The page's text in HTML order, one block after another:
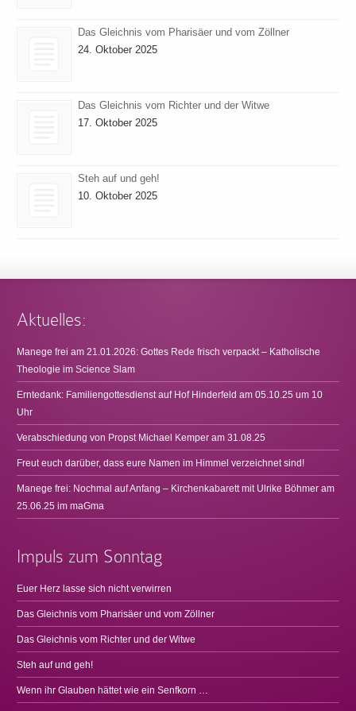
Das Gleichnis vom Pharisäer und vom Zöllner
24. Oktober 2025
Das Gleichnis vom Richter und der Witwe
17. Oktober 2025
Steh auf und geh!
10. Oktober 2025
Aktuelles:
Manege frei am 21.01.2026: Gottes Rede frisch verpackt – Katholische
Theologie im Science Slam
Erntedank: Familiengottesdienst auf Hof Hinderfeld am 05.10.25 um 10
Uhr
Verabschiedung von Propst Michael Kemper am 31.08.25
Freut euch darüber, dass eure Namen im Himmel verzeichnet sind!
Manege frei: Nochmal auf Anfang – Kirchenkabarett mit Ulrike Böhmer am
25.06.25 im maGma
Impuls zum Sonntag
Euer Herz lasse sich nicht verwirren
Das Gleichnis vom Pharisäer und vom Zöllner
Das Gleichnis vom Richter und der Witwe
Steh auf und geh!
Wenn ihr Glauben hättet wie ein Senfkorn …